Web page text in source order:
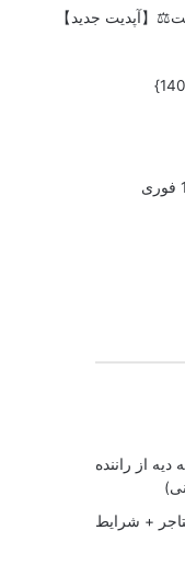
【آپدیت جدید】
از راننده
+ شرایط